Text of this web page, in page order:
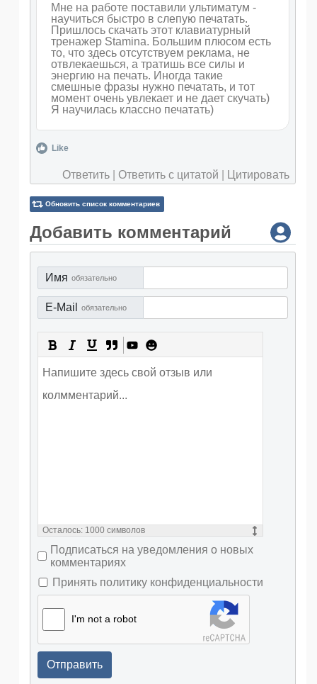
Мне на работе поставили ультиматум -
научиться быстро в слепую печатать.
Пришлось скачать этот клавиатурный
тренажер Stamina. Большим плюсом есть
то, что здесь отсутствуем реклама, не
отвлекаешься, а тратишь все силы и
энергию на печать. Иногда такие
смешные фразы нужно печатать, и тот
момент очень увлекает и не дает скучать)
Я научилась классно печатать)
Like
Ответить Ответить с цитатой Цитировать
Обновить список комментариев
Добавить комментарий
Имя обязательно
E-Mail обязательно
Осталось: 1000 символов
Подписаться на уведомления о новых
комментариях
Принять политику конфиденциальности
I'm not a robot
Отправить